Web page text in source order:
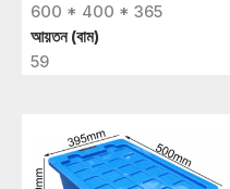
600 * 400 * 365
আয়তন (বাম)
59